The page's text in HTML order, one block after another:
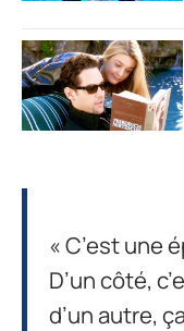
« C’est une
D’un côté,
d’un autre,